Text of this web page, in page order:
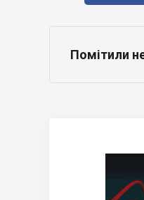
Помітили